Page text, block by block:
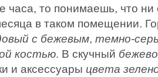
часа, то понимаешь, что ни
в таком помещении.
с бежевым, темно-
костью. В скучный
и аксессуары цвета